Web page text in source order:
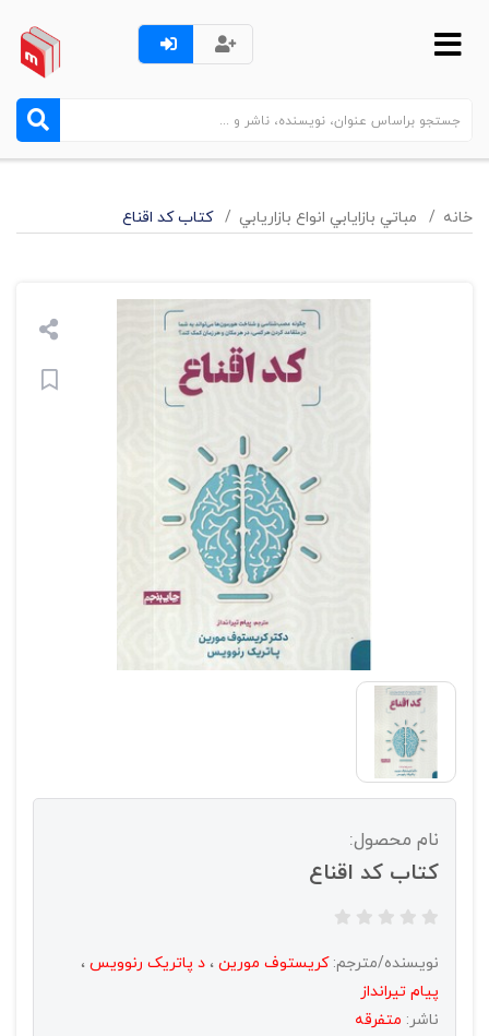
خانه مباتي بازايابي انواع بازاريابي کتاب کد اقناع
نام محصول:
کتاب کد اقناع
نویسنده/مترجم:کریستوف مورین ، د پاتریک رنوویس ،
پیام تیرانداز
ناشر: متفرقه